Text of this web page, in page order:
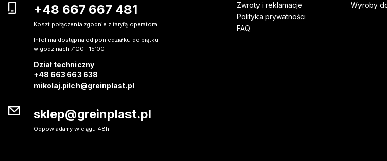
+48 667 667 481
Koszt połączenia zgodnie z taryfą operatora.
Infolinia dostępna od poniedziałku do piątku
w godzinach 7:00 - 15:00
Dział techniczny
+48 663 663 638
mikolaj.pilch@greinplast.pl
sklep@greinplast.pl
Odpowiadamy w ciągu 48h
Zwroty i reklamacje
Polityka prywatności
FAQ
Wyroby